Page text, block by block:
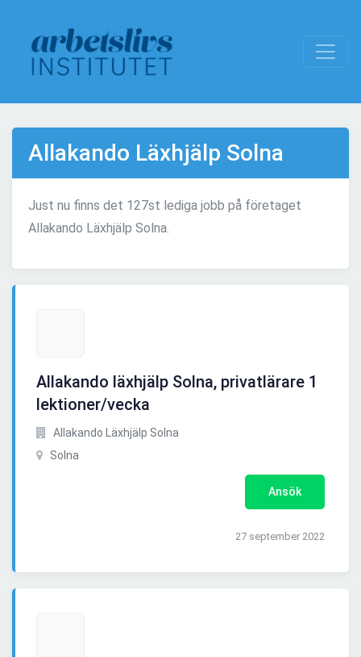
Allakando Läxhjälp Solna
Just nu finns det 127st lediga jobb på företaget
Allakando Läxhjälp Solna.
Allakando läxhjälp Solna, privatlärare 1
lektioner/vecka
Allakando Läxhjälp Solna
Solna
Ansök
27 september 2022